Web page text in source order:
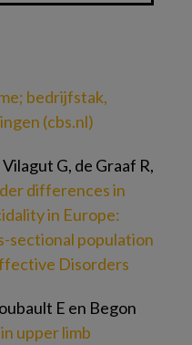
bedrijfstak,
(cbs.nl)
G, de Graaf R,
differences in
in Europe:
sectional population
Disorders
E en Begon
upper limb